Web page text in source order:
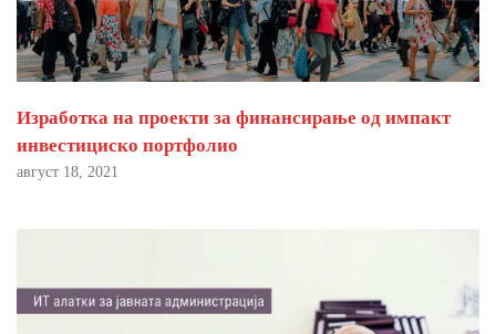
Изработка на проекти за финансирање од импакт
инвестициско портфолио
август 18, 2021